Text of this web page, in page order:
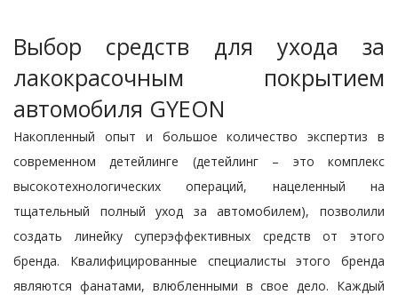
Выбор средств для ухода за
лакокрасочным покрытием
автомобиля GYEON
Накопленный опыт и большое количество экспертиз в
современном детейлинге (детейлинг – это комплекс
высокотехнологических операций, нацеленный на
тщательный полный уход за автомобилем), позволили
создать линейку суперэффективных средств от этого
бренда. Квалифицированные специалисты этого бренда
являются фанатами, влюбленными в свое дело. Каждый